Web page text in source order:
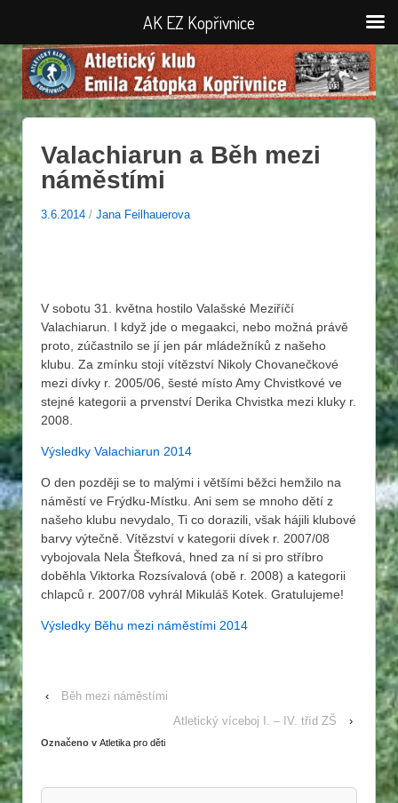
Valachiarun a Běh mezi
náměstími
3.6.2014 / Jana Feilhauerova
V sobotu 31. května hostilo Valašské Meziříčí
Valachiarun. I když jde o megaakci, nebo možná právě
proto, zúčastnilo se jí jen pár mládežníků z našeho
klubu. Za zmínku stojí vítězství Nikoly Chovanečkové
mezi dívky r. 2005/06, šesté místo Amy Chvistkové ve
stejné kategorii a prvenství Derika Chvistka mezi kluky r.
2008.
Výsledky Valachiarun 2014
O den později se to malými i většími běžci hemžilo na
náměstí ve Frýdku-Místku. Ani sem se mnoho dětí z
našeho klubu nevydalo, Ti co dorazili, však hájili klubové
barvy výtečně. Vítězství v kategorii dívek r. 2007/08
vybojovala Nela Štefková, hned za ní si pro stříbro
doběhla Viktorka Rozsívalová (obě r. 2008) a kategorii
chlapců r. 2007/08 vyhrál Mikuláš Kotek. Gratulujeme!
Výsledky Běhu mezi náměstími 2014
‹
Běh mezi náměstími
Atletický víceboj I. – IV. tříd ZŠ
›
Označeno v Atletika pro děti
AK EZ Kopřivnice